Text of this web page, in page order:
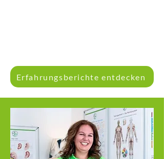
Erfahrungsberichte entdecken